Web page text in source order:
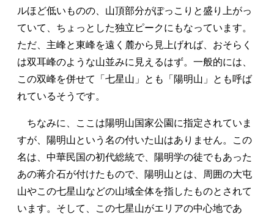
ルほど低いものの、山頂部分がぽっこりと盛り上がっ
ていて、ちょっとした独立ピークにもなっています。
ただ、主峰と東峰を遠く麓から見上げれば、おそらく
は双耳峰のような山並みに見えるはず。一般的には、
この双峰を併せて「七星山」とも「陽明山」とも呼ば
れているそうです。
ちなみに、ここは陽明山国家公園に指定されていま
すが、陽明山という名の付いた山はありません。この
名は、中華民国の初代総統で、陽明学の徒でもあった
あの蒋介石が付けたもので、陽明山とは、周囲の大屯
山やこの七星山などの山域全体を指したものとされて
います。そして、この七星山がエリアの中心地であ